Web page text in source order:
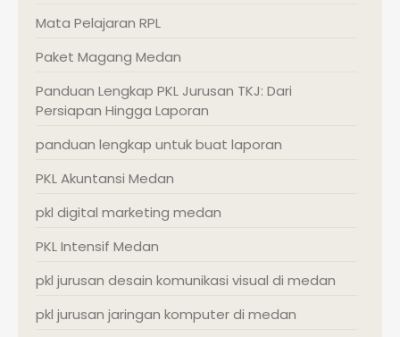
Mata Pelajaran RPL
Paket Magang Medan
Panduan Lengkap PKL Jurusan TKJ: Dari
Persiapan Hingga Laporan
panduan lengkap untuk buat laporan
PKL Akuntansi Medan
pkl digital marketing medan
PKL Intensif Medan
pkl jurusan desain komunikasi visual di medan
pkl jurusan jaringan komputer di medan